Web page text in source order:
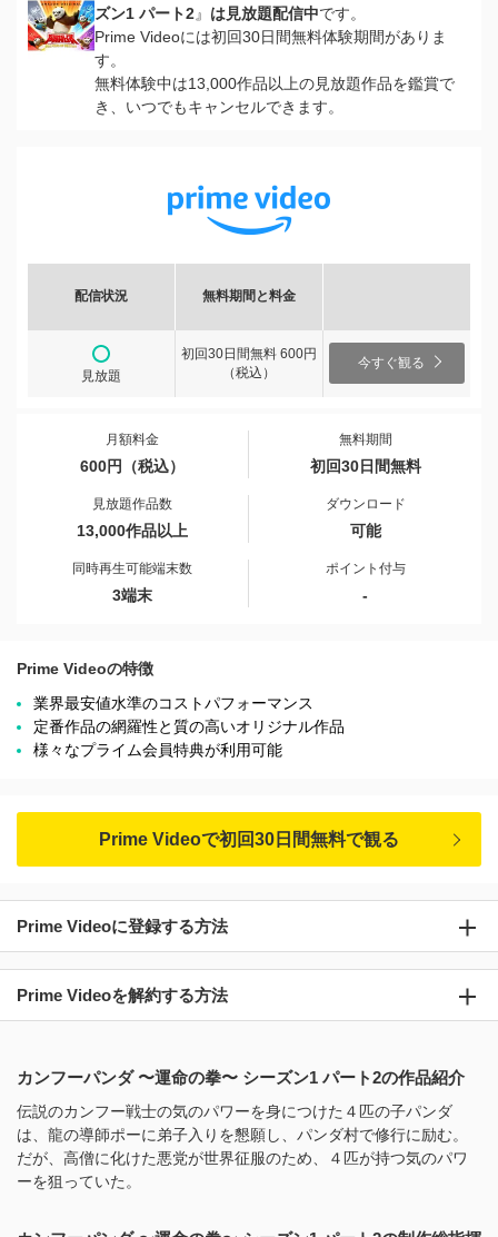
ズン1 パート2』 は見放題配信中です。
Prime Videoには初回30日間無料体験期間がありま
す。
無料体験中は13,000作品以上の見放題作品を鑑賞で
き、いつでもキャンセルできます。
配信状況 無料期間と料金
見放題
初回30日間無料 600円
（税込）
今すぐ観る
月額料金
600円（税込）
無料期間
初回30日間無料
見放題作品数
13,000作品以上
ダウンロード
可能
同時再生可能端末数
3端末
ポイント付与
-
Prime Videoの特徴
業界最安値水準のコストパフォーマンス
定番作品の網羅性と質の高いオリジナル作品
様々なプライム会員特典が利用可能
Prime Videoで初回30日間無料で観る
Prime Videoに登録する方法
Prime Videoを解約する方法
カンフーパンダ 〜運命の拳〜 シーズン1 パート2の作品紹介
伝説のカンフー戦士の気のパワーを身につけた４匹の子パンダ
は、龍の導師ポーに弟子入りを懇願し、パンダ村で修行に励む。
だが、高僧に化けた悪党が世界征服のため、４匹が持つ気のパワ
ーを狙っていた。